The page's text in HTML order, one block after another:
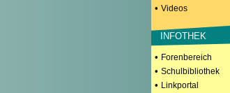
• Videos
INFOTHEK
• Forenbereich
• Schulbibliothek
• Linkportal